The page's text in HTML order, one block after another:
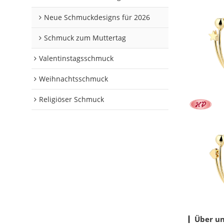
Neue Schmuckdesigns für 2026
Schmuck zum Muttertag
Valentinstagsschmuck
Weihnachtsschmuck
Religiöser Schmuck
Über